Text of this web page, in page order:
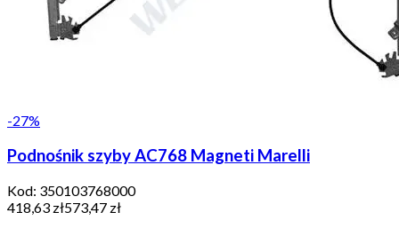
-27%
Podnośnik szyby AC768 Magneti Marelli
Kod: 350103768000
418,63 zł573,47 zł